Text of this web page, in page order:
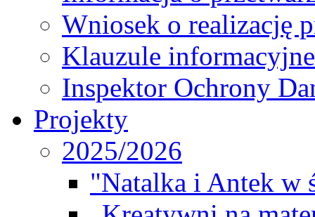
Wniosek o realizację
Klauzule informacyjne
Inspektor Ochrony
Projekty
2025/2026
"Natalka i Antek w